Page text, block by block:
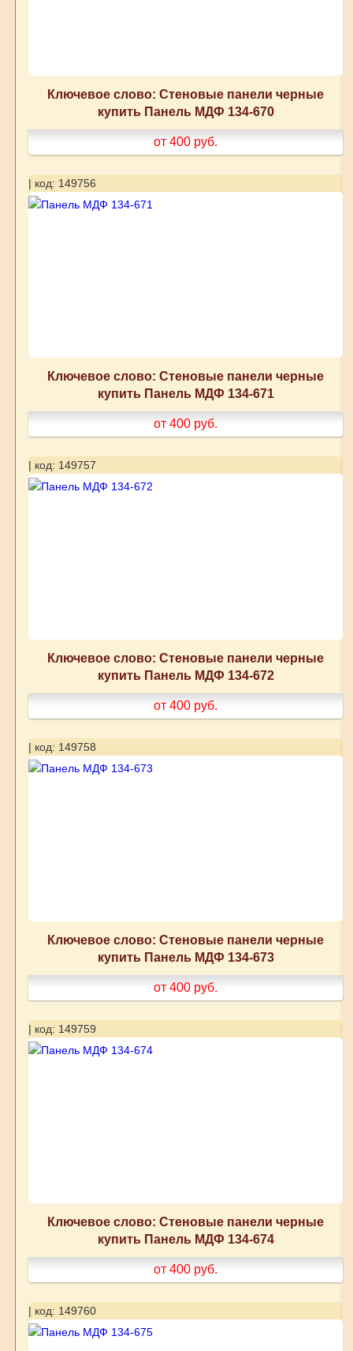
Ключевое слово: Стеновые панели черные
купить Панель МДФ 134-670
от 400 руб.
| код: 149756
Ключевое слово: Стеновые панели черные
купить Панель МДФ 134-671
от 400 руб.
| код: 149757
Ключевое слово: Стеновые панели черные
купить Панель МДФ 134-672
от 400 руб.
| код: 149758
Ключевое слово: Стеновые панели черные
купить Панель МДФ 134-673
от 400 руб.
| код: 149759
Ключевое слово: Стеновые панели черные
купить Панель МДФ 134-674
от 400 руб.
| код: 149760